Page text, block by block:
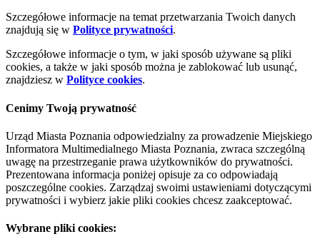
Szczegółowe informacje na temat przetwarzania Twoich danych
znajdują się w Polityce prywatności.
Szczegółowe informacje o tym, w jaki sposób używane są pliki
cookies, a także w jaki sposób można je zablokować lub usunąć,
znajdziesz w Polityce cookies.
Cenimy Twoją prywatność
Urząd Miasta Poznania odpowiedzialny za prowadzenie Miejskiego
Informatora Multimedialnego Miasta Poznania, zwraca szczególną
uwagę na przestrzeganie prawa użytkowników do prywatności.
Prezentowana informacja poniżej opisuje za co odpowiadają
poszczególne cookies. Zarządzaj swoimi ustawieniami dotyczącymi
prywatności i wybierz jakie pliki cookies chcesz zaakceptować.
Wybrane pliki cookies: